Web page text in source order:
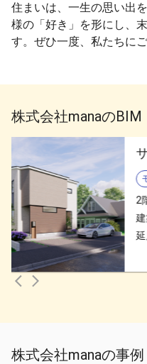
住まいは、一生の思い出
様の「好き」を形にし、
す。ぜひ一度、私たちに
株式会社manaのBIM
2
株式会社manaの事例